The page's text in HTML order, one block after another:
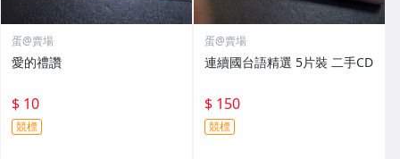
蛋@賣場
愛的禮讚
$ 10
競標
蛋@賣場
連續國台語精選 5片裝 二手CD
$ 150
競標